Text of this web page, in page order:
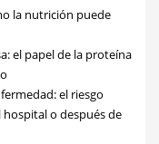
la nutrición puede
el papel de la proteína
el riesgo
o después de